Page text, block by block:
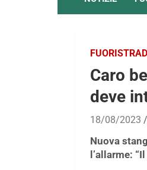
Caro
deve
18/08/2023
Nuova
l’allarme: